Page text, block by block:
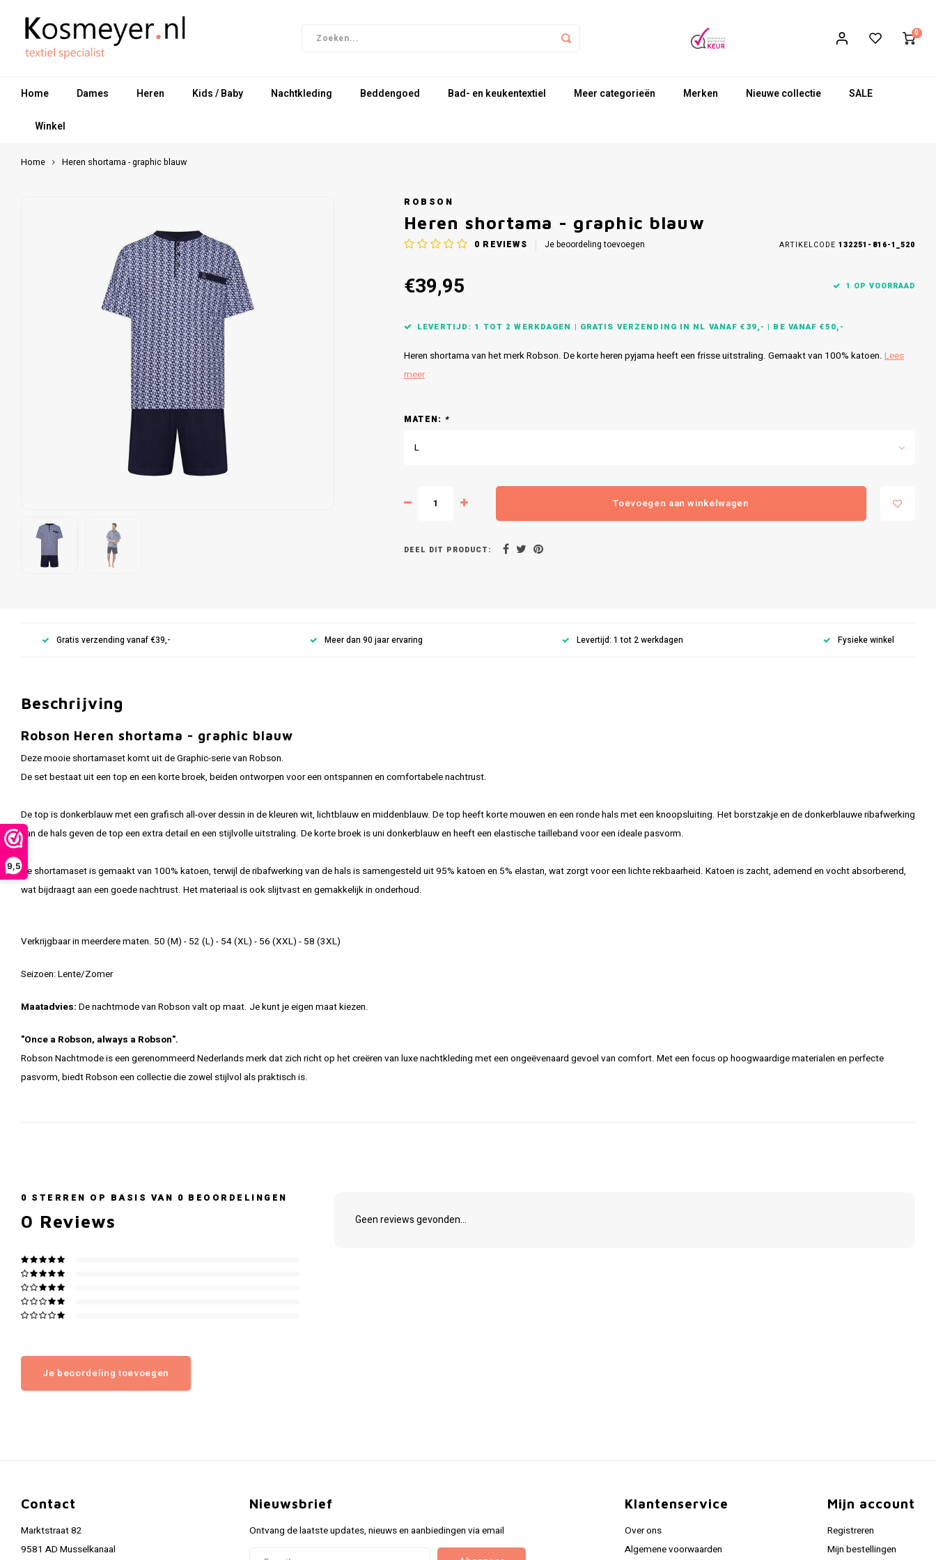
9,5
0
Home Dames Heren Kids / Baby Nachtkleding Beddengoed Bad- en keukentextiel Meer categorieën Merken Nieuwe collectie SALE
Winkel
Home Heren shortama - graphic blauw
ROBSON
Heren shortama - graphic blauw
0 REVIEWS Je beoordeling toevoegen ARTIKELCODE 132251-816-1_520
€39,95 1 OP VOORRAAD
LEVERTIJD: 1 TOT 2 WERKDAGEN | GRATIS VERZENDING IN NL VANAF €39,- | BE VANAF €50,-
Heren shortama van het merk Robson. De korte heren pyjama heeft een frisse uitstraling. Gemaakt van 100% katoen. Lees
meer
MATEN: *
L
Toevoegen aan winkelwagen
DEEL DIT PRODUCT:
Gratis verzending vanaf €39,- Meer dan 90 jaar ervaring Levertijd: 1 tot 2 werkdagen Fysieke winkel
Beschrijving
Robson Heren shortama - graphic blauw
Deze mooie shortamaset komt uit de Graphic-serie van Robson.
De set bestaat uit een top en een korte broek, beiden ontworpen voor een ontspannen en comfortabele nachtrust.
De top is donkerblauw met een grafisch all-over dessin in de kleuren wit, lichtblauw en middenblauw. De top heeft korte mouwen en een ronde hals met een knoopsluiting. Het borstzakje en de donkerblauwe ribafwerking
aan de hals geven de top een extra detail en een stijlvolle uitstraling. De korte broek is uni donkerblauw en heeft een elastische tailleband voor een ideale pasvorm.
De shortamaset is gemaakt van 100% katoen, terwijl de ribafwerking van de hals is samengesteld uit 95% katoen en 5% elastan, wat zorgt voor een lichte rekbaarheid. Katoen is zacht, ademend en vocht absorberend,
wat bijdraagt aan een goede nachtrust. Het materiaal is ook slijtvast en gemakkelijk in onderhoud.
Verkrijgbaar in meerdere maten. 50 (M) - 52 (L) - 54 (XL) - 56 (XXL) - 58 (3XL)
Seizoen: Lente/Zomer
Maatadvies: De nachtmode van Robson valt op maat. Je kunt je eigen maat kiezen.
"Once a Robson, always a Robson".
Robson Nachtmode is een gerenommeerd Nederlands merk dat zich richt op het creëren van luxe nachtkleding met een ongeëvenaard gevoel van comfort. Met een focus op hoogwaardige materialen en perfecte
pasvorm, biedt Robson een collectie die zowel stijlvol als praktisch is.
0 STERREN OP BASIS VAN 0 BEOORDELINGEN
0 Reviews
Je beoordeling toevoegen
Geen reviews gevonden...
Contact
Marktstraat 82
9581 AD Musselkanaal
Nieuwsbrief
Ontvang de laatste updates, nieuws en aanbiedingen via email
Klantenservice
Over ons
Algemene voorwaarden
Mijn account
Registreren
Mijn bestellingen